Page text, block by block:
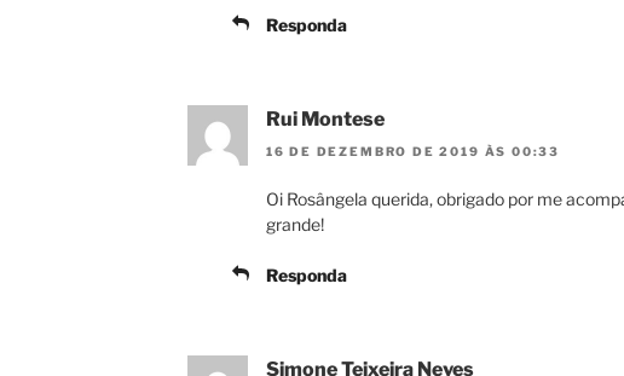
Responda
Rui Montese
16 DE DEZEMBRO DE 2019 ÀS 00:33
Oi Rosângela querida, obrigado por me
grande!
Responda
Simone Teixeira Neves